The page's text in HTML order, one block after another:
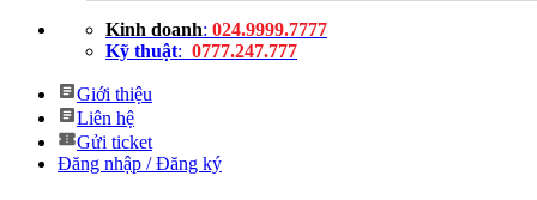
dung
Kinh doanh: 024.9999.7777
Kỹ thuật: 0777.247.777
Giới thiệu
Liên hệ
Gửi ticket
Đăng nhập / Đăng ký